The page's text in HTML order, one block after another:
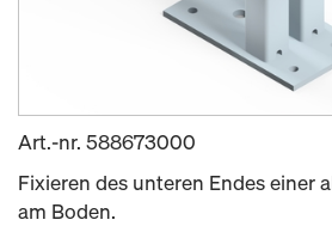
Art.-nr. 588673000
Fixieren des unteren Endes einer
am Boden.